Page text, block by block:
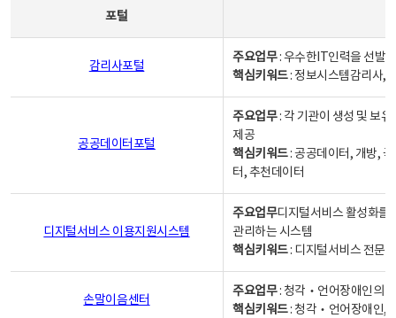
포털
감리사포털
주요업무: 우수한IT인력을 선발
핵심키워드: 정보시스템감리사,
공공데이터포털
주요업무: 각 기관이 생성 및 보
제공
핵심키워드: 공공데이터, 개방,
터, 추천데이터
디지털서비스 이용지원시스템
주요업무디지털서비스 활성화를
관리하는 시스템
핵심키워드: 디지털서비스 전문
손말이음센터
주요업무: 청각‧언어장애인의
핵심키워드: 청각‧언어장애인,